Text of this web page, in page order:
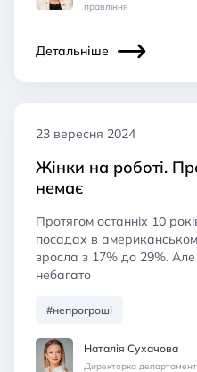
правління
Детальніше
23 вересня 2024
Жінки на роботі.
немає
Протягом останніх 10
посадах в
зросла з 17% до 29%. Але
небагато
#непрогроші
Наталія Сухачова
Директорка